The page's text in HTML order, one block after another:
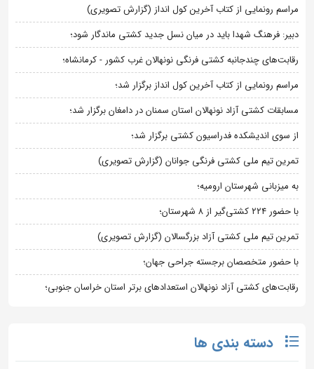
مراسم رونمایی از کتاب آخرین کول انداز (گزارش تصویری)
دبیر: فرهنگ شهدا باید در میان نسل جدید کشتی ماندگار شود؛
رقابت‌های چندجانبه کشتی فرنگی نونهالان غرب کشور - کرمانشاه؛
مراسم رونمایی از کتاب آخرین کول انداز برگزار شد؛
مسابقات کشتی آزاد نونهالان استان سمنان در دامغان برگزار شد؛
از سوی اندیشکده فدراسیون کشتی برگزار شد؛
تمرین تیم ملی کشتی فرنگی جوانان (گزارش تصویری)
به میزبانی شهرستان ارومیه؛
با حضور ۲۲۴ کشتی‌گیر از ۸ شهرستان؛
تمرین تیم ملی کشتی آزاد بزرگسالان (گزارش تصویری)
با حضور متخصصان برجسته جراحی جهان؛
رقابت‌های کشتی آزاد نونهالان استعدادهای برتر استان خراسان جنوبی؛
دسته بندی ها